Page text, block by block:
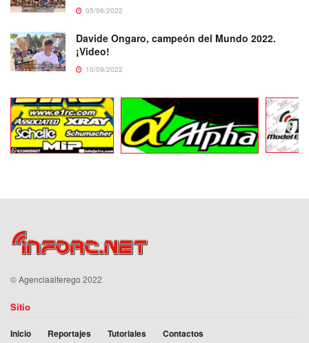
05/06/2022
Davide Ongaro, campeón del Mundo 2022.
¡Video!
10/09/2022
©Agenciaalterego 2022
Sitio
Inicio Reportajes Tutoriales Contactos